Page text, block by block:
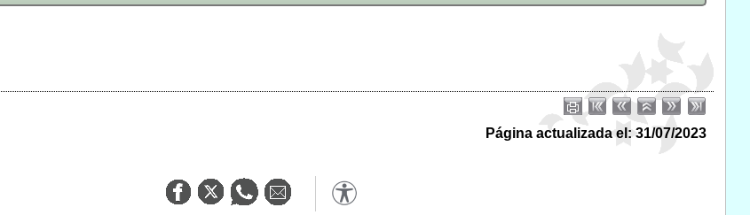
Página actualizada el: 31/07/2023